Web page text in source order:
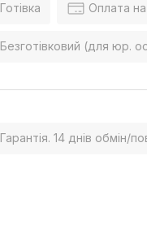
Готівка Оплата
Безготівковий (для юр.
Гарантія. 14 днів обмін/